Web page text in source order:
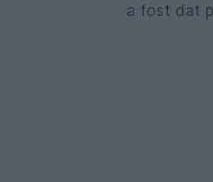
a fost dat